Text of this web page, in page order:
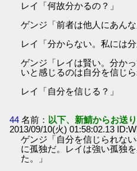
レイ「何故分かるの？」
ゲンジ「前者は他人にあん
レイ「分からない。私には分
ゲンジ「レイは賢い。分か
いと感じるのは自分を信じら
レイ「自分を信じる？」
44 名前： 以下、新鯖からお送
2013/09/10(火) 01:58:02.13
ゲンジ「自分を信じられな
に孤独だ。レイは強い孤独
た。」